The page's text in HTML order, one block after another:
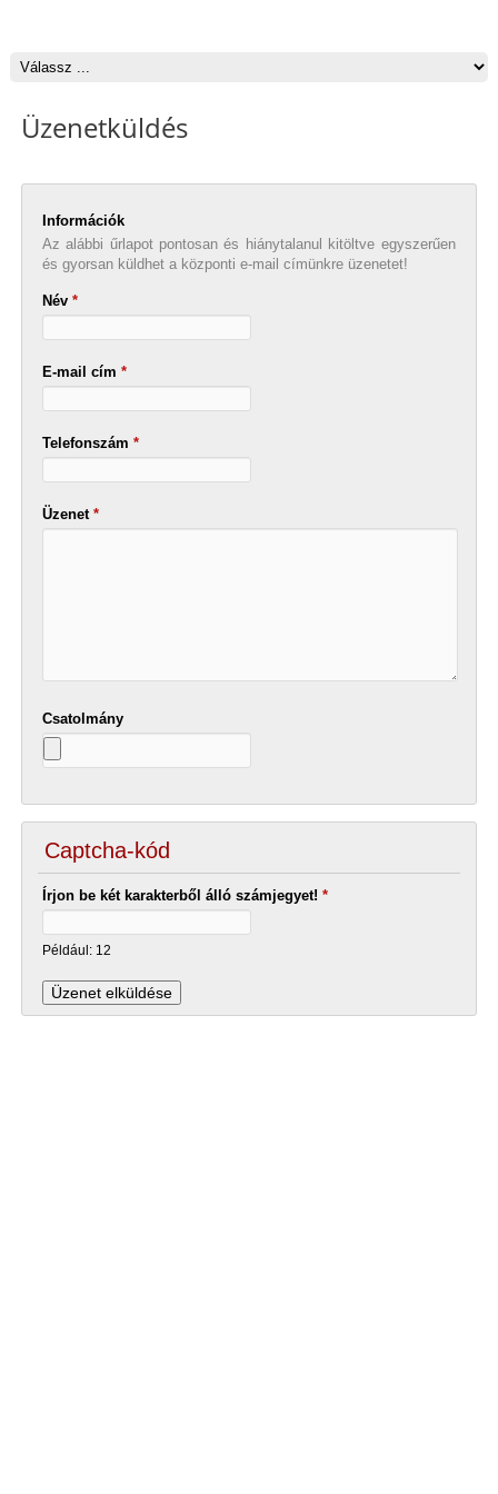
Üzenetküldés
Információk
Az alábbi űrlapot pontosan és hiánytalanul kitöltve egyszerűen
és gyorsan küldhet a központi e-mail címünkre üzenetet!
Név *
E-mail cím *
Telefonszám *
Üzenet *
Csatolmány
Captcha-kód
Írjon be két karakterből álló számjegyet! *
Például: 12